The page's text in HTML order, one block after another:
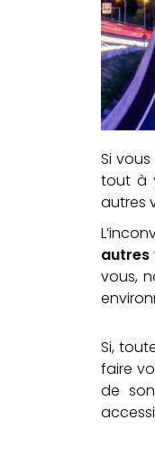
Si
tout à
autres
autres
vous,
Si,
faire
de